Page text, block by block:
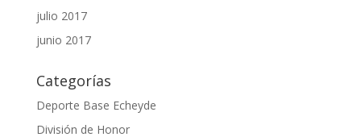
julio 2017
junio 2017
Categorías
Deporte Base Echeyde
División de Honor